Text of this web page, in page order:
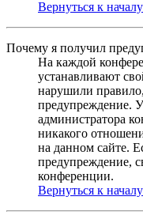
Вернуться к началу
Почему я получил
На каждой
устанавливают
нарушили
предупреждение.
администратора
никакого
на данном сайте.
предупреждение,
конференции.
Вернуться к началу